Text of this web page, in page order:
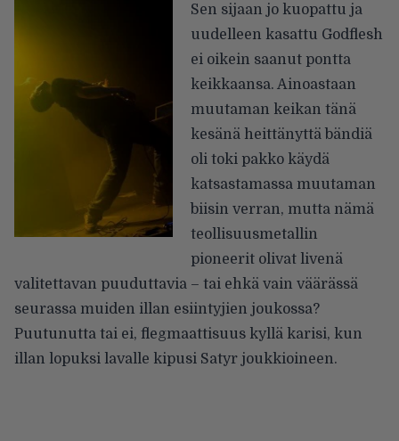
Sen sijaan jo kuopattu ja
uudelleen kasattu Godflesh
ei oikein saanut pontta
keikkaansa. Ainoastaan
muutaman keikan tänä
kesänä heittänyttä bändiä
oli toki pakko käydä
katsastamassa muutaman
biisin verran, mutta nämä
teollisuusmetallin
pioneerit olivat livenä
valitettavan puuduttavia – tai ehkä vain väärässä
seurassa muiden illan esiintyjien joukossa?
Puutunutta tai ei, flegmaattisuus kyllä karisi, kun
illan lopuksi lavalle kipusi Satyr joukkioineen.